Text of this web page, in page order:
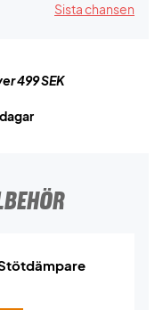
Sista chansen
499 SEK